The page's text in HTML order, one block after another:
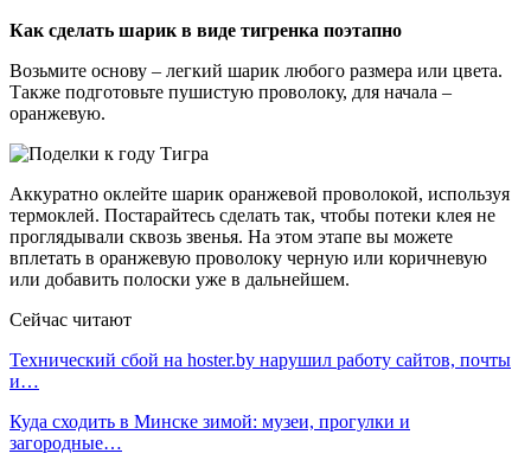
Как сделать шарик в виде тигренка поэтапно
Возьмите основу – легкий шарик любого размера или цвета.
Также подготовьте пушистую проволоку, для начала –
оранжевую.
Аккуратно оклейте шарик оранжевой проволокой, используя
термоклей. Постарайтесь сделать так, чтобы потеки клея не
проглядывали сквозь звенья. На этом этапе вы можете
вплетать в оранжевую проволоку черную или коричневую
или добавить полоски уже в дальнейшем.
Сейчас читают
Технический сбой на hoster.by нарушил работу сайтов, почты
и…
Куда сходить в Минске зимой: музеи, прогулки и
загородные…